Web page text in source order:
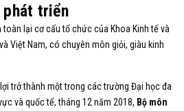
phát triển
lại cơ cấu tổ chức của Khoa Kinh tế và
Việt Nam, có chuyên môn giỏi, giàu kinh
trở thành một trong các trường Đại học đa
và quốc tế, tháng 12 năm 2018, Bộ môn